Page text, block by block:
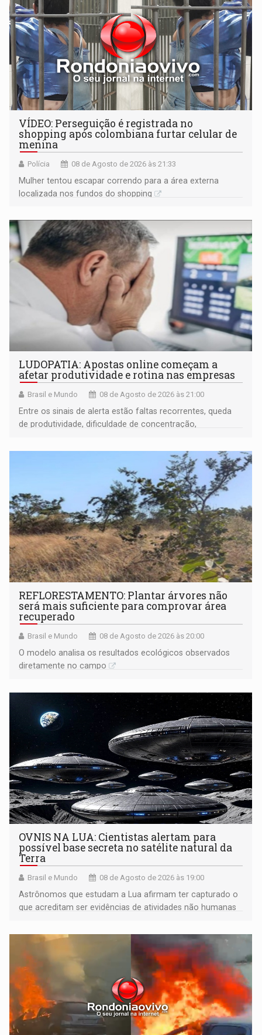
VÍDEO: Perseguição é registrada no
shopping após colombiana furtar celular de
menina
Polícia 08 de Agosto de 2026 às 21:33
Mulher tentou escapar correndo para a área externa
localizada nos fundos do shopping
LUDOPATIA: Apostas online começam a
afetar produtividade e rotina nas empresas
Brasil e Mundo 08 de Agosto de 2026 às 21:00
Entre os sinais de alerta estão faltas recorrentes, queda
de produtividade, dificuldade de concentração,
REFLORESTAMENTO: Plantar árvores não
será mais suficiente para comprovar área
recuperado
Brasil e Mundo 08 de Agosto de 2026 às 20:00
O modelo analisa os resultados ecológicos observados
diretamente no campo
OVNIS NA LUA: Cientistas alertam para
possível base secreta no satélite natural da
Terra
Brasil e Mundo 08 de Agosto de 2026 às 19:00
Astrônomos que estudam a Lua afirmam ter capturado o
que acreditam ser evidências de atividades não humanas
órbita